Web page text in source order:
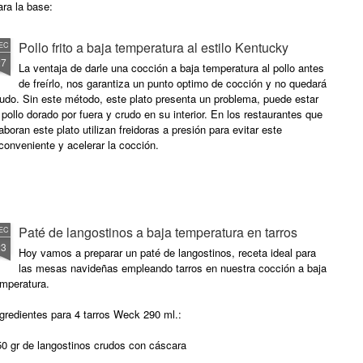
Elaboración:
Precalentar el horno a 210ºC.
Forrar un molde desmontable con
papel de hornear humedecido en
agua.
50 gr nata de montar
375 gr. de agua
4 huevos L
la base:
gr de galletas
gr de mantequilla
las manzanas:
gr. de manzana Golden
Pollo frito a baja temperatura al estilo Kentucky
La ventaja de darle una cocción a baja temperatura al pollo antes
de freírlo, nos garantiza un punto optimo de cocción y no quedará
Sin este método, este plato presenta un problema, puede estar
dorado por fuera y crudo en su interior. En los restaurantes que
este plato utilizan freidoras a presión para evitar este
y acelerar la cocción.
Paté de langostinos a baja temperatura en tarros
Hoy vamos a preparar un paté de langostinos, receta ideal para
las mesas navideñas empleando tarros en nuestra cocción a baja
para 4 tarros Weck 290 ml.:
gr de langostinos crudos con cáscara